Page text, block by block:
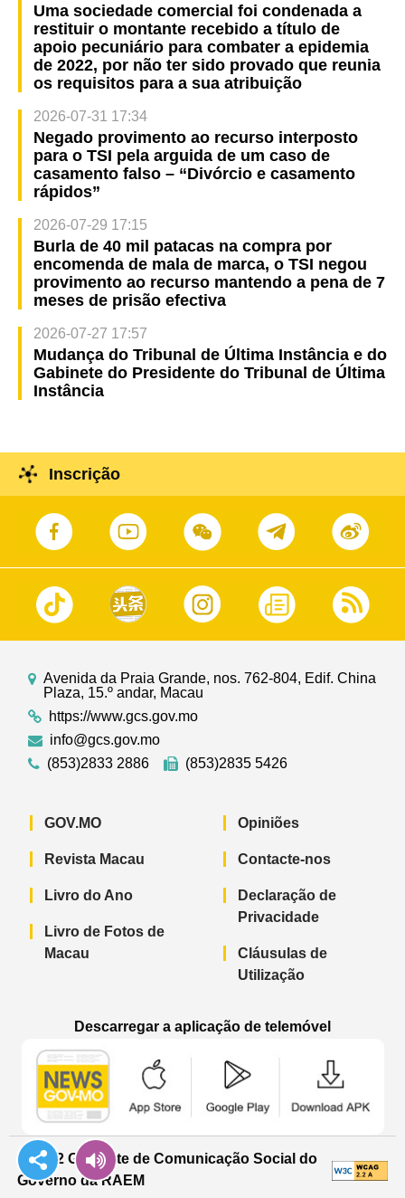
Uma sociedade comercial foi condenada a
restituir o montante recebido a título de
apoio pecuniário para combater a epidemia
de 2022, por não ter sido provado que reunia
os requisitos para a sua atribuição
2026-07-31 17:34
Negado provimento ao recurso interposto
para o TSI pela arguida de um caso de
casamento falso – “Divórcio e casamento
rápidos”
2026-07-29 17:15
Burla de 40 mil patacas na compra por
encomenda de mala de marca, o TSI negou
provimento ao recurso mantendo a pena de 7
meses de prisão efectiva
2026-07-27 17:57
Mudança do Tribunal de Última Instância e do
Gabinete do Presidente do Tribunal de Última
Instância
Inscrição
Avenida da Praia Grande, nos. 762-804, Edif. China
Plaza, 15.º andar, Macau
https://www.gcs.gov.mo
info@gcs.gov.mo
(853)2833 2886
(853)2835 5426
GOV.MO
Revista Macau
Livro do Ano
Livro de Fotos de
Macau
Opiniões
Contacte-nos
Declaração de
Privacidade
Cláusulas de
Utilização
Descarregar a aplicação de telemóvel
© 2022 Gabinete de Comunicação Social do
Governo da RAEM